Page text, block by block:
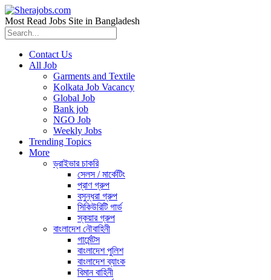
Most Read Jobs Site in Bangladesh
Contact Us
All Job
Garments and Textile
Kolkata Job Vacancy
Global Job
Bank job
NGO Job
Weekly Jobs
Trending Topics
More
ড্রাইভার চাকরি
সেলস / মার্কেটিং
প্রাণ গ্রুপ
বসুন্ধরা গ্রুপ
সিকিউরিটি গার্ড
স্কয়ার গ্রুপ
বাংলাদেশ নৌবাহিনী
গার্মেন্টস
বাংলাদেশ পুলিশ
বাংলাদেশ ব্যাংক
বিমান বাহিনী